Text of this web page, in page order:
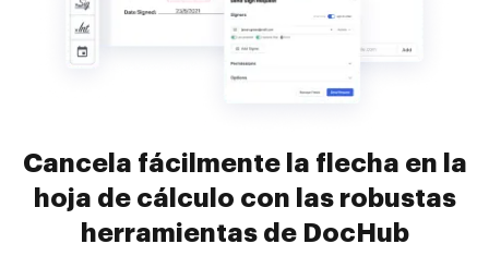
Cancela fácilmente la flecha en la
hoja de cálculo con las robustas
herramientas de DocHub